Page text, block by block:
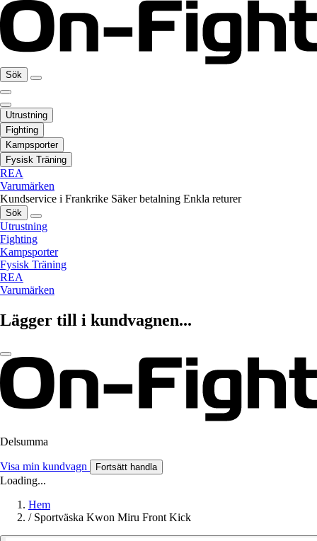
Sök
Utrustning
Fighting
Kampsporter
Fysisk Träning
REA
Varumärken
Kundservice i Frankrike Säker betalning Enkla returer
Sök
Utrustning
Fighting
Kampsporter
Fysisk Träning
REA
Varumärken
Lägger till i kundvagnen...
Delsumma
Visa min kundvagn Fortsätt handla
Loading...
Hem
/ Sportväska Kwon Miru Front Kick